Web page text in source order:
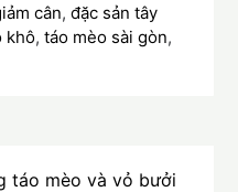
cân,đặc sản tây
khô,táo mèo sài gòn,
táo mèo và vỏ bưởi